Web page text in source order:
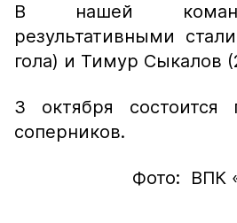
В нашей
результативными
гола) и Тимур Сыкалов
3 октября состоится
соперников.
Фото: ВПК